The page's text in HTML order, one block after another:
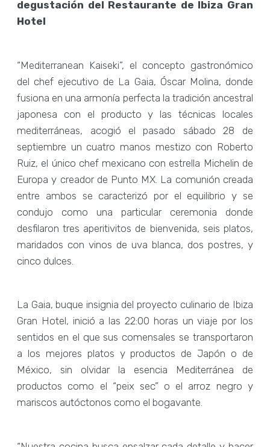
degustación del Restaurante de Ibiza Gran
Hotel
“Mediterranean Kaiseki”, el concepto gastronómico
del chef ejecutivo de La Gaia, Óscar Molina, donde
fusiona en una armonía perfecta la tradición ancestral
japonesa con el producto y las técnicas locales
mediterráneas, acogió el pasado sábado 28 de
septiembre un cuatro manos mestizo con Roberto
Ruiz, el único chef mexicano con estrella Michelin de
Europa y creador de Punto MX. La comunión creada
entre ambos se caracterizó por el equilibrio y se
condujo como una particular ceremonia donde
desfilaron tres aperitivitos de bienvenida, seis platos,
maridados con vinos de uva blanca, dos postres, y
cinco dulces.
La Gaia, buque insignia del proyecto culinario de Ibiza
Gran Hotel, inició a las 22:00 horas un viaje por los
sentidos en el que sus comensales se transportaron
a los mejores platos y productos de Japón o de
México, sin olvidar la esencia Mediterránea de
productos como el “peix sec” o el arroz negro y
mariscos autóctonos como el bogavante.